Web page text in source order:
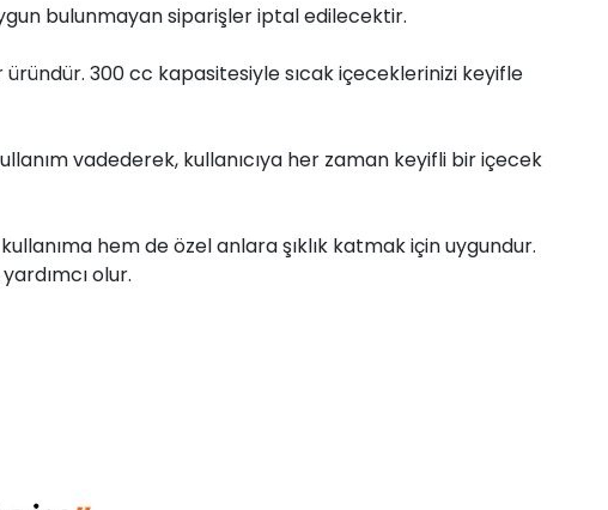
bulunmayan siparişler iptal edilecektir.
üründür. 300 cc kapasitesiyle sıcak içeceklerinizi keyifle
vadederek, kullanıcıya her zaman keyifli bir içecek
hem de özel anlara şıklık katmak için uygundur.
olur.